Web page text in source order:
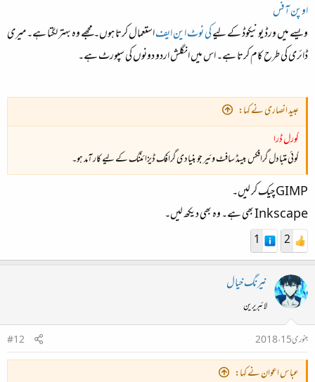
اوپن آفس
ویسے میں ورڈ یونیکوڈ کے لیےکی نوٹ این ایفاستعمال کرتا ہوں۔ مجھے وہ بہتر لگتا ہے۔ میری
ڈائری کی طرح کام کرتا ہے۔ اس میں انگلش اردو دونوں کی سپورٹ ہے۔
عبید انصاری نے کہا:
کورل ڈرا
کوئی متبادل گرافکس بیسڈ سافٹ وئیر جو بنیادی گرافک ڈیزائننگ کے لیے کار آمد ہو۔
GIMP چیک کر لیں۔
Inkscape بھی ہے۔ وہ بھی دیکھ لیں۔
2
1
نیرنگ خیال
لائبریرین
جنوری 15، 2018
#12
عباس اعوان نے کہا: